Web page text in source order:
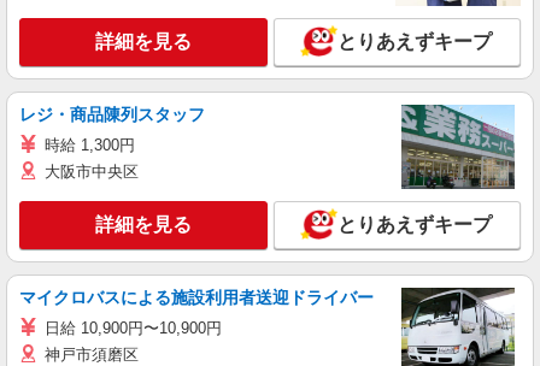
詳細を見る とりあえずキープ
レジ・商品陳列スタッフ
時給 1,300円
大阪市中央区
詳細を見る とりあえずキープ
マイクロバスによる施設利用者送迎ドライバー
日給 10,900円〜10,900円
神戸市須磨区